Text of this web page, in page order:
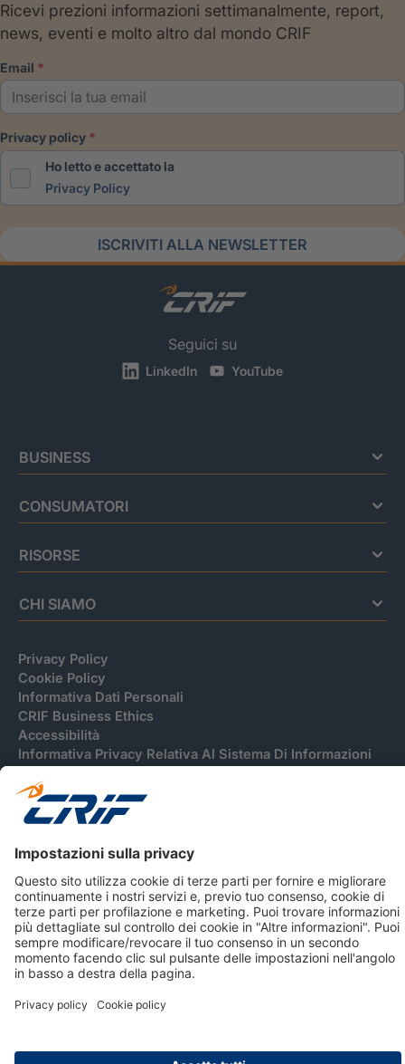
Ricevi prezioni informazioni settimanalmente, report,
news, eventi e molto altro dal mondo CRIF
email
privacy policy
Ho letto e accettato la
Privacy Policy
ISCRIVITI ALLA NEWSLETTER
Seguici su
LinkedIn YouTube
BUSINESS
CONSUMATORI
RISORSE
CHI SIAMO
Privacy Policy
Cookie Policy
Informativa Dati Personali
CRIF Business Ethics
Accessibilità
Informativa Privacy Relativa Al Sistema Di Informazioni
© 2026 CRIF S.p.A. Tutti i diritti riservati.
Via della Beverara, 21 / 40131 Bologna / Italy Cap. Soc.
sottoscritto € 51.941.235,00 di cui versato € 51.806.190,00 |
R.E.A. n° 410952 | Reg. Impr. Bo, C.F. e P.IVA 02083271201
Società soggetta all'attività di direzione e coordinamento di
CRIBIS Holding S.r.l., Società con unico socio
ISO 45001, ISO/IEC 27001, ISO14001